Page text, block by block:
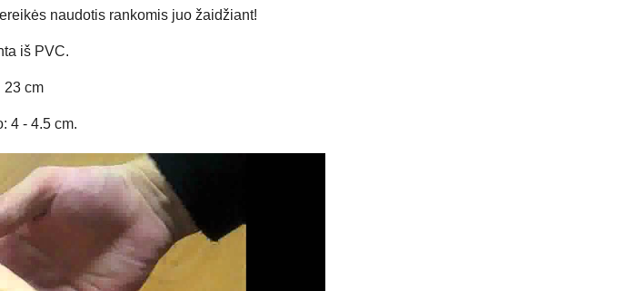
naudotis rankomis juo žaidžiant!
iš PVC.
23 cm
4 - 4.5 cm.